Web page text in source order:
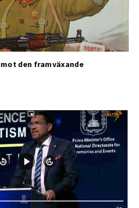
den framväxande